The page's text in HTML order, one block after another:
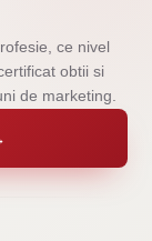
ce nivel
obtii si
de marketing.